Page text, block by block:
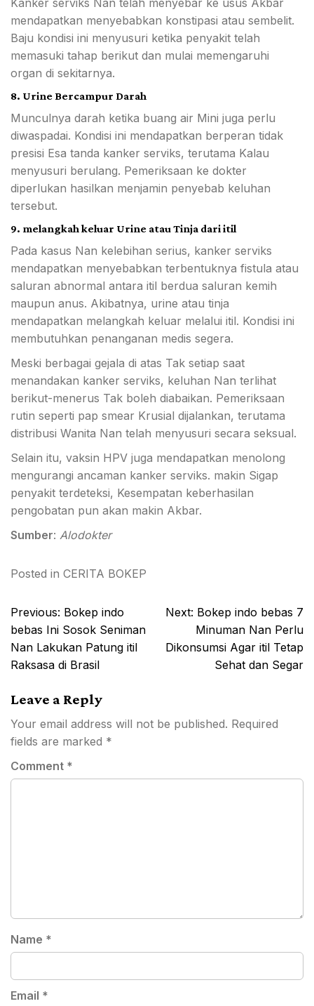
Kanker serviks Nan telah menyebar ke usus Akbar
mendapatkan menyebabkan konstipasi atau sembelit.
Baju kondisi ini menyusuri ketika penyakit telah
memasuki tahap berikut dan mulai memengaruhi
organ di sekitarnya.
8. Urine Bercampur Darah
Munculnya darah ketika buang air Mini juga perlu
diwaspadai. Kondisi ini mendapatkan berperan tidak
presisi Esa tanda kanker serviks, terutama Kalau
menyusuri berulang. Pemeriksaan ke dokter
diperlukan hasilkan menjamin penyebab keluhan
tersebut.
9. melangkah keluar Urine atau Tinja dari itil
Pada kasus Nan kelebihan serius, kanker serviks
mendapatkan menyebabkan terbentuknya fistula atau
saluran abnormal antara itil berdua saluran kemih
maupun anus. Akibatnya, urine atau tinja
mendapatkan melangkah keluar melalui itil. Kondisi ini
membutuhkan penanganan medis segera.
Meski berbagai gejala di atas Tak setiap saat
menandakan kanker serviks, keluhan Nan terlihat
berikut-menerus Tak boleh diabaikan. Pemeriksaan
rutin seperti pap smear Krusial dijalankan, terutama
distribusi Wanita Nan telah menyusuri secara seksual.
Selain itu, vaksin HPV juga mendapatkan menolong
mengurangi ancaman kanker serviks. makin Sigap
penyakit terdeteksi, Kesempatan keberhasilan
pengobatan pun akan makin Akbar.
Sumber: Alodokter
Posted in CERITA BOKEP
Post
navigation
Previous: Bokep indo
bebas Ini Sosok Seniman
Nan Lakukan Patung itil
Raksasa di Brasil
Next: Bokep indo bebas 7
Minuman Nan Perlu
Dikonsumsi Agar itil Tetap
Sehat dan Segar
Leave a Reply
Your email address will not be published. Required
fields are marked *
Comment *
Name *
Email *